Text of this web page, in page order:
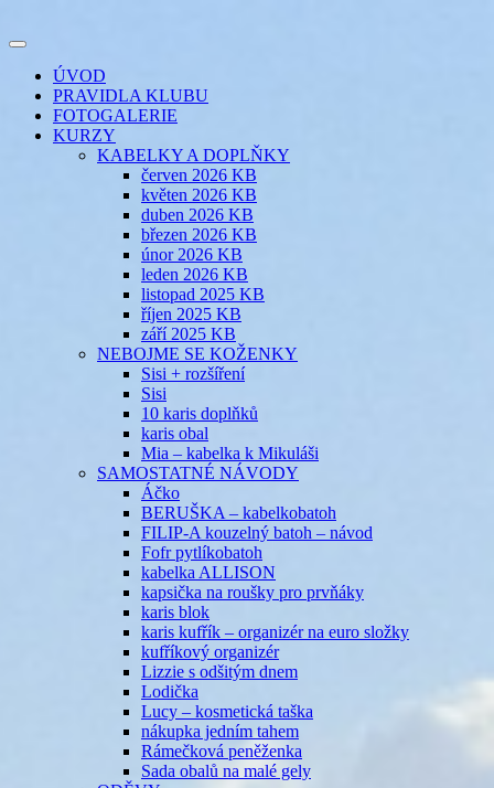
k
webuEVIKLUB
šicí klub
Toggle
navigation
ÚVOD
PRAVIDLA KLUBU
FOTOGALERIE
KURZY
KABELKY A DOPLŇKY
červen 2026 KB
květen 2026 KB
duben 2026 KB
březen 2026 KB
únor 2026 KB
leden 2026 KB
listopad 2025 KB
říjen 2025 KB
září 2025 KB
NEBOJME SE KOŽENKY
Sisi + rozšíření
Sisi
10 karis doplňků
karis obal
Mia – kabelka k Mikuláši
SAMOSTATNÉ NÁVODY
Áčko
BERUŠKA – kabelkobatoh
FILIP-A kouzelný batoh – návod
Fofr pytlíkobatoh
kabelka ALLISON
kapsička na roušky pro prvňáky
karis blok
karis kufřík – organizér na euro složky
kufříkový organizér
Lizzie s odšitým dnem
Lodička
Lucy – kosmetická taška
nákupka jedním tahem
Rámečková peněženka
Sada obalů na malé gely